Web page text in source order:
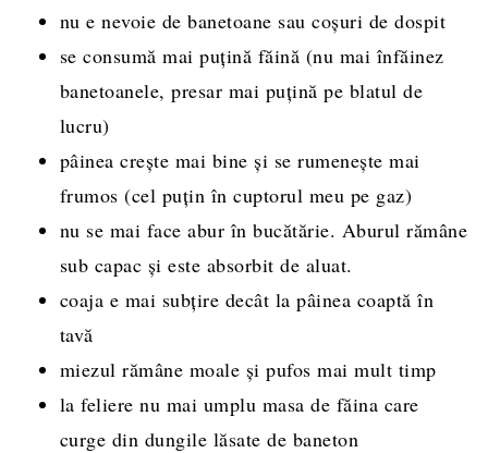
nu e nevoie de banetoane sau coșuri de dospit
se consumă mai puțină făină (nu mai înfăinez
banetoanele, presar mai puțină pe blatul de
lucru)
pâinea crește mai bine și se rumenește mai
frumos (cel puțin în cuptorul meu pe gaz)
nu se mai face abur în bucătărie. Aburul rămâne
sub capac și este absorbit de aluat.
coaja e mai subțire decât la pâinea coaptă în
tavă
miezul rămâne moale și pufos mai mult timp
la feliere nu mai umplu masa de făina care
curge din dungile lăsate de baneton